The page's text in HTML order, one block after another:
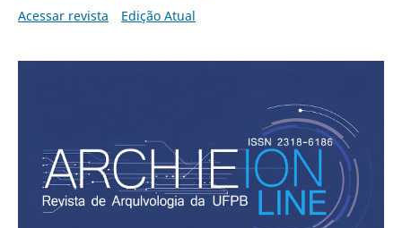
Acessar revista
Edição Atual